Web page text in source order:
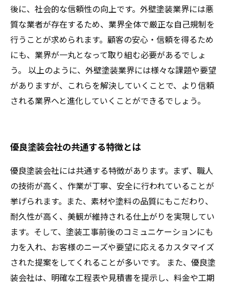
後に、社会的な信頼性の向上です。外壁塗装業界には悪
質な業者が存在するため、業界全体で厳正な自己規制を
行うことが求められます。顧客の安心・信頼を得るため
にも、業界が一丸となって取り組む必要があるでしょ
う。 以上のように、外壁塗装業界には様々な課題や要望
がありますが、これらを解決していくことで、より信頼
される業界へと進化していくことができるでしょう。
優良塗装会社の共通する特徴とは
優良塗装会社には共通する特徴があります。まず、職人
の技術が高く、作業が丁寧、安全に行われていることが
挙げられます。また、素材や塗料の品質にもこだわり、
耐久性が高く、美観が維持される仕上がりを実現してい
ます。そして、塗装工事前後のコミュニケーションにも
力を入れ、お客様のニーズや要望に応えるカスタマイズ
された提案をしてくれることが多いです。 また、優良塗
装会社は、明確な工程表や見積書を提示し、料金や工期